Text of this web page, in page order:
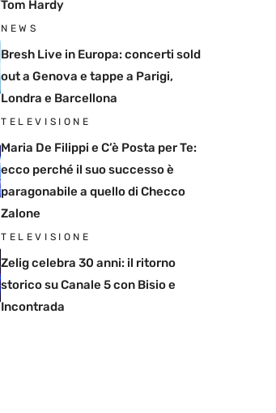
Tom Hardy
NEWS
Bresh Live in Europa: concerti sold
out a Genova e tappe a Parigi,
Londra e Barcellona
TELEVISIONE
Maria De Filippi e C’è Posta per Te:
ecco perché il suo successo è
paragonabile a quello di Checco
Zalone
TELEVISIONE
Zelig celebra 30 anni: il ritorno
storico su Canale 5 con Bisio e
Incontrada